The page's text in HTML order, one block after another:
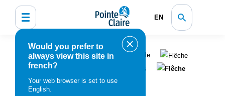
EN
Would you prefer to
always view this site in
french?
Your web browser is set to use
English.
Accueil
Organisation municipale
Nouvelles et médias
Actualités
Renouvellement de licences pour chiens